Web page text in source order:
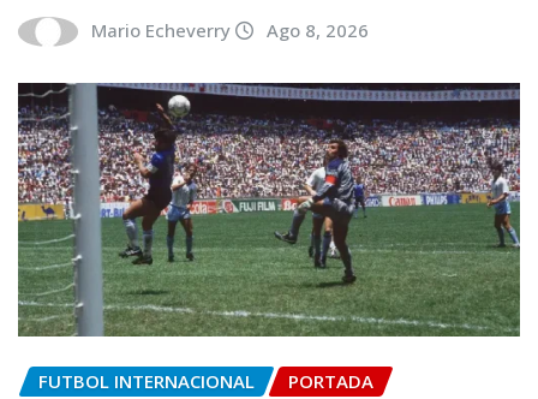
Mario Echeverry Ago 8, 2026
FUTBOL INTERNACIONAL PORTADA